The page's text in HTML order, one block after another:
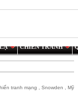
CHIẾN TRANH
tranh mạng ,Snowden ,Mỹ